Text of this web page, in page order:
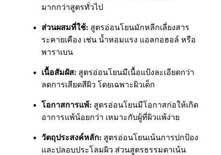
มากกว่าสูตรทั่วไป
ส่วนผสมที่ใช้: สูตรอ่อนโยนมักหลีกเลี่ยงสาร
ระคายเคือง เช่น น้ำหอมแรง แอลกอฮอล์ หรือ
พาราเบน
เนื้อสัมผัส: สูตรอ่อนโยนมีเนื้อแป้งละเอียดกว่า
ลดการเสียดสีผิว โดยเฉพาะผิวเด็ก
โอกาสการแพ้: สูตรอ่อนโยนมีโอกาสก่อให้เกิด
อาการแพ้น้อยกว่า เหมาะกับผู้ที่ผิวแพ้ง่าย
วัตถุประสงค์หลัก: สูตรอ่อนโยนเน้นการปกป้อง
และปลอบประโลมผิว ส่วนสูตรธรรมดาเน้น